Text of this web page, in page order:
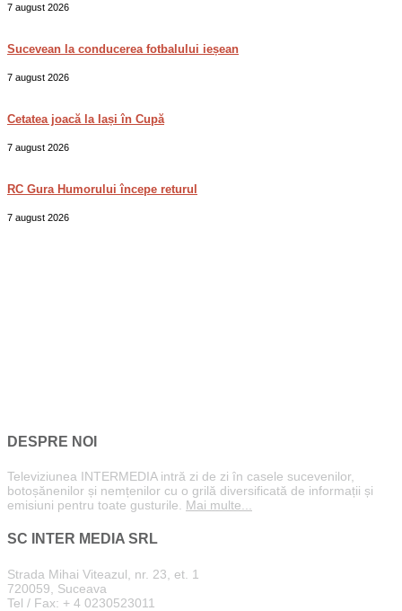
7 august 2026
Sucevean la conducerea fotbalului ieșean
7 august 2026
Cetatea joacă la Iași în Cupă
7 august 2026
RC Gura Humorului începe returul
7 august 2026
DESPRE NOI
Televiziunea INTERMEDIA intră zi de zi în casele sucevenilor,
botoșănenilor și nemțenilor cu o grilă diversificată de informații și
emisiuni pentru toate gusturile. Mai multe...
SC INTER MEDIA SRL
Strada Mihai Viteazul, nr. 23, et. 1
720059, Suceava
Tel / Fax: + 4 0230523011